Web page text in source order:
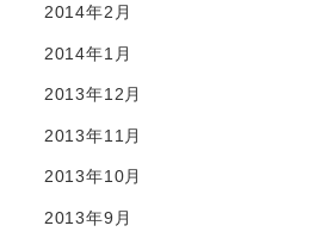
2014年2月
2014年1月
2013年12月
2013年11月
2013年10月
2013年9月